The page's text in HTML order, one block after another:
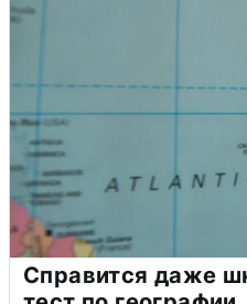
Справится даже